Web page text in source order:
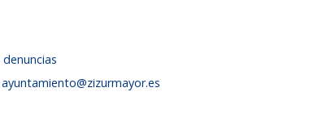
ayuntamiento@zizurmayor.es